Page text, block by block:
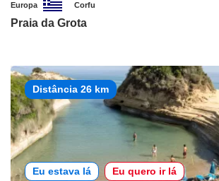
Europa Corfu
Praia da Grota
Distância 26 km
Eu estava lá Eu quero ir lá